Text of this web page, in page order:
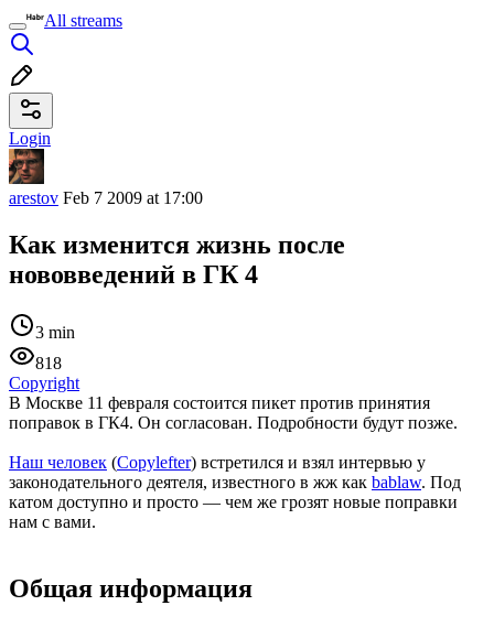
All streams
Login
arestov Feb 7 2009 at 17:00
Как изменится жизнь после
нововведений в ГК 4
3 min
818
Copyright
В Москве 11 февраля состоится пикет против принятия
поправок в ГК4. Он согласован. Подробности будут позже.
Наш человек (Copylefter) встретился и взял интервью у
законодательного деятеля, известного в жж как bablaw. Под
катом доступно и просто — чем же грозят новые поправки
нам с вами.
Общая информация